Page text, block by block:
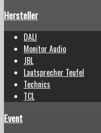
Hersteller
DALI
Monitor Audio
JBL
Lautsprecher Teufel
Technics
TCL
Event